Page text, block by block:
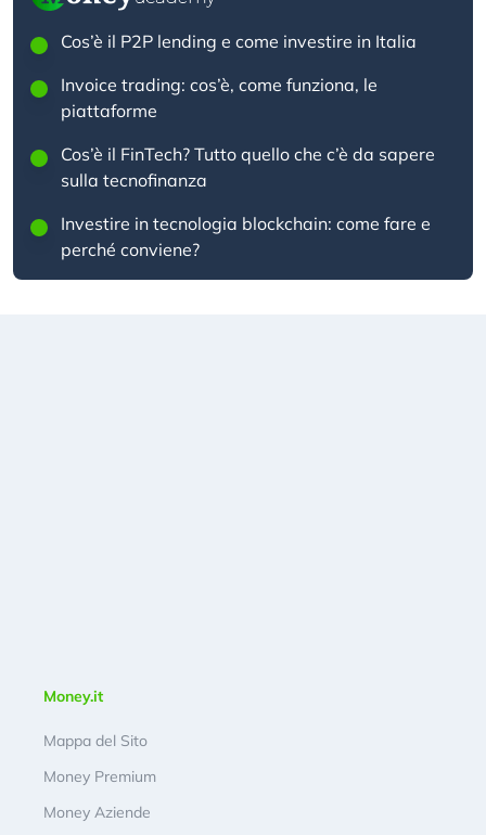
Cos’è il P2P lending e come investire in Italia
Invoice trading: cos’è, come funziona, le
piattaforme
Cos’è il FinTech? Tutto quello che c’è da sapere
sulla tecnofinanza
Investire in tecnologia blockchain: come fare e
perché conviene?
Money.it
Mappa del Sito
Money Premium
Money Aziende